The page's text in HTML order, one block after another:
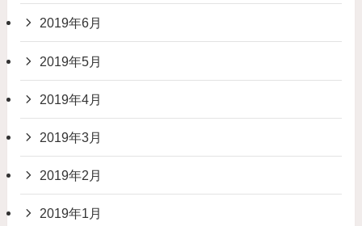
2019年6月
2019年5月
2019年4月
2019年3月
2019年2月
2019年1月